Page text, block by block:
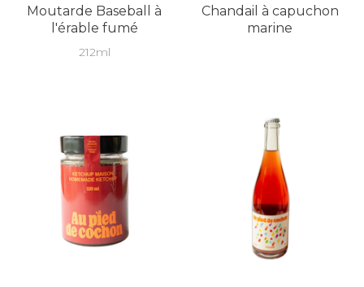
Moutarde Baseball à
l'érable fumé
212ml
Chandail à capuchon
marine